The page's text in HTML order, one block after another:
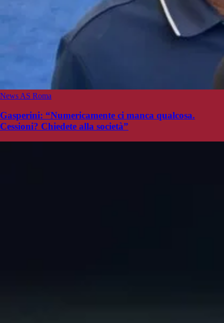
News AS Roma
Gasperini: “Numericamente ci manca qualcosa.
Cessioni? Chiedete alla società”